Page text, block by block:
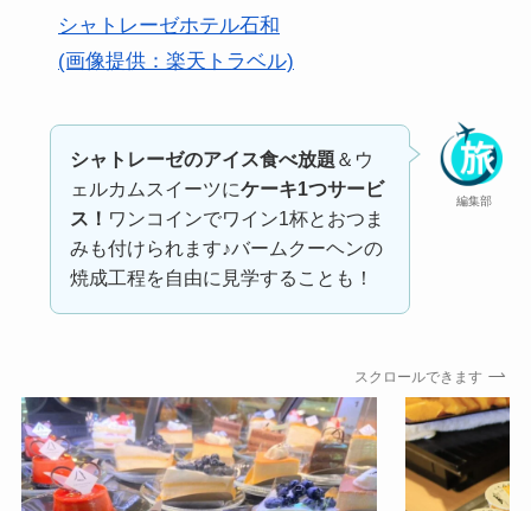
シャトレーゼホテル石和
(画像提供：楽天トラベル)
編集部
シャトレーゼのアイス食べ放題 ＆ウ
ェルカムスイーツにケーキ1つサービ
ス！ ワンコインでワイン1杯とおつま
みも付けられます♪バームクーヘンの
焼成工程を自由に見学することも！
スクロールできます